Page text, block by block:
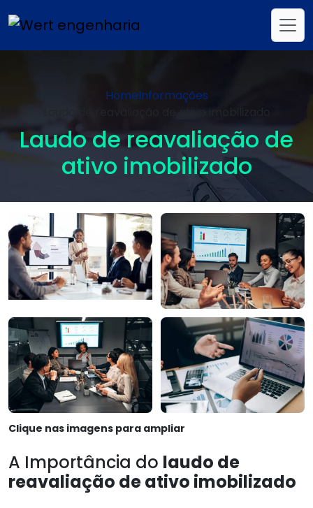
HomeInformações
Laudo de reavaliação de
ativo imobilizado
Clique nas imagens para ampliar
A Importância do laudo de
reavaliação de ativo imobilizado